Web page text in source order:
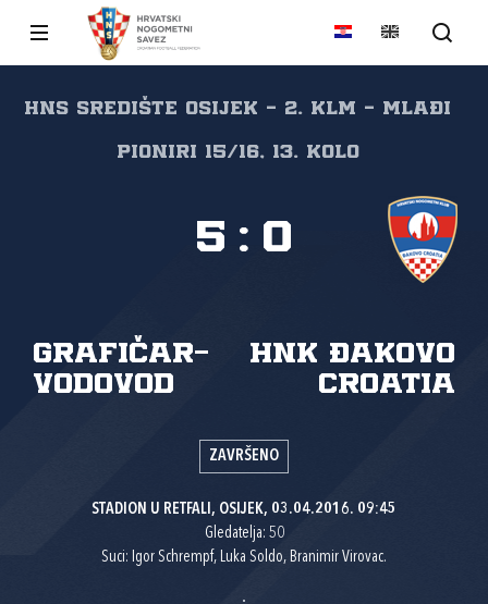
HNS Središte Osijek - 2. KLM - Mlađi
pioniri 15/16, 13. kolo
Grafičar-
vodovod
HNK Đakovo
Croatia
5 : 0
ZAVRŠENO
STADION U RETFALI, OSIJEK, 03.04.2016. 09:45
Gledatelja: 50
Suci: Igor Schrempf, Luka Soldo, Branimir Virovac.